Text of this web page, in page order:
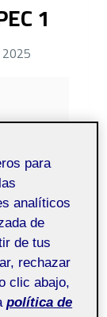
1
Fin de
para
analíticos
de
de tus
rechazar
clic abajo,
política de